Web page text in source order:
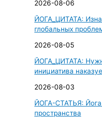
2026-08-06
ЙОГА_ЦИТАТА:
глобальных
2026-08-05
ЙОГА_ЦИТАТА:
инициатива
2026-08-03
ЙОГА-СТАТЬЯ:
пространства